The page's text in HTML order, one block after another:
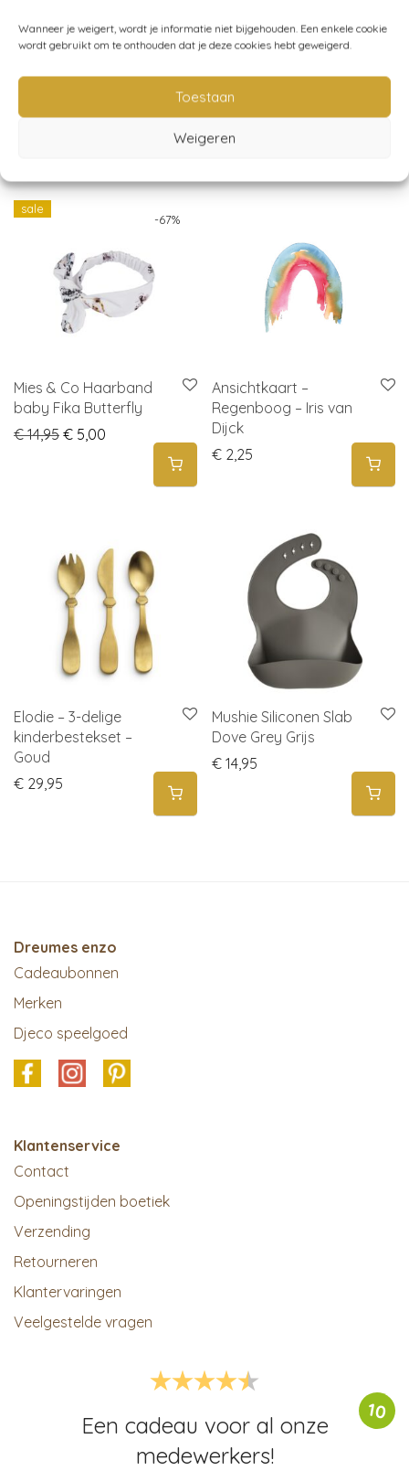
Wanneer je weigert, wordt je informatie niet bijgehouden. Een enkele cookie
wordt gebruikt om te onthouden dat je deze cookies hebt geweigerd.
Toestaan
Weigeren
Categorieën:Cadeau,Ansichtkaarten,Iris van Dijck
-67%
sale
Mies & Co Haarband
baby Fika Butterfly
€14,95 Original price was: € 14,95.
€ 5,00 Current price is: € 5,00.
Ansichtkaart –
Regenboog – Iris van
Dijck
€ 2,25
Elodie – 3-delige
kinderbestekset –
Goud
€ 29,95
Mushie Siliconen Slab
Dove Grey Grijs
€ 14,95
Dreumes enzo
Cadeaubonnen
Merken
Djeco speelgoed
Klantenservice
Contact
Openingstijden boetiek
Verzending
Retourneren
Klantervaringen
Veelgestelde vragen
10
Een cadeau voor al onze
medewerkers!